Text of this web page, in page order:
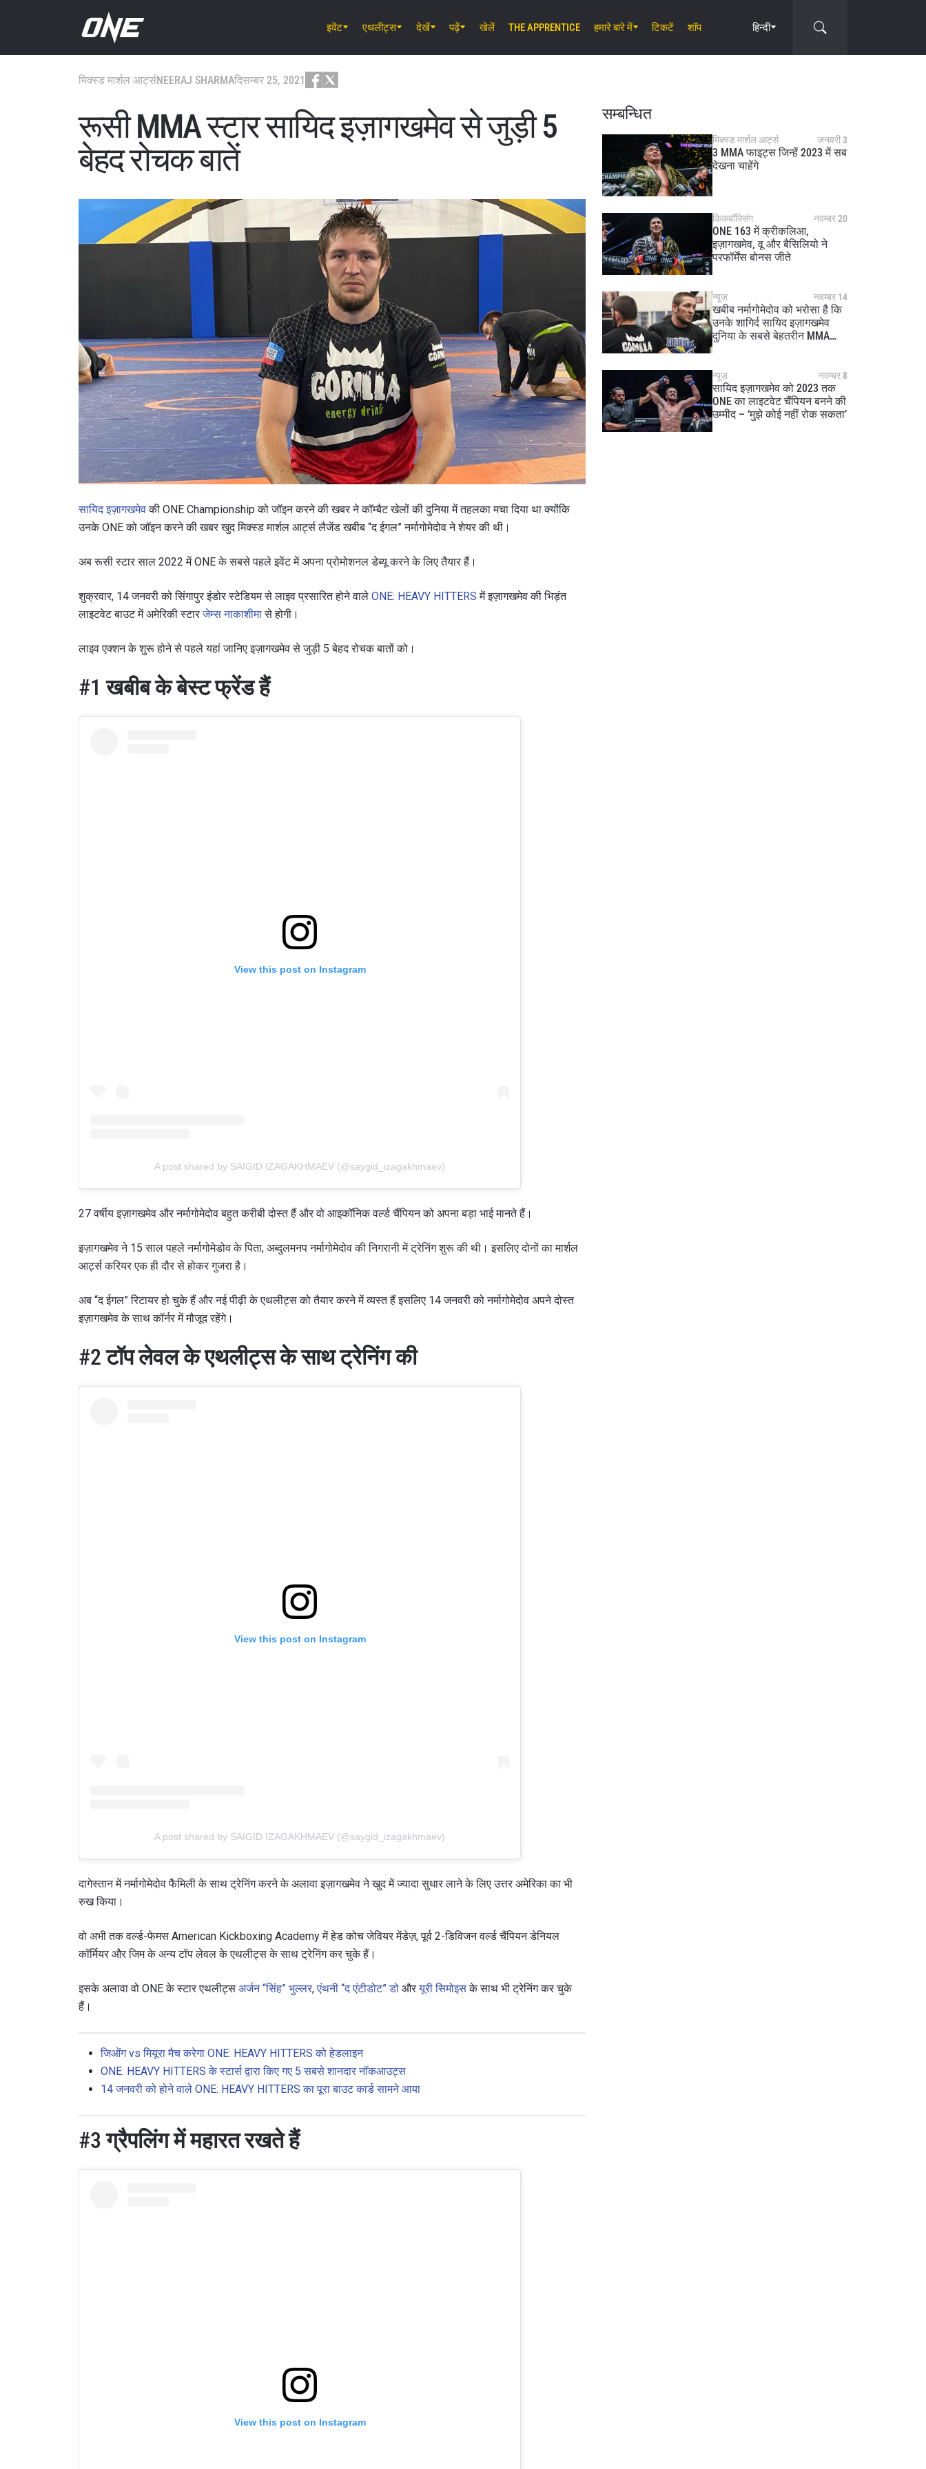
इवेंट
अग॰ 8 (शनि) 8:30 AM UTC
एथलीट्स देखें पढ़ें खेलें THE APPRENTICE हमारे बारे में टिकटें शॉप हिन्दी
मिक्स्ड मार्शल आर्ट्सNEERAJ SHARMAदिसम्बर 25, 2021
रूसी MMA स्टार सायिद इज़ागखमेव से जुड़ी 5
बेहद रोचक बातें
सायिद इज़ागखमेवकी ONE Championship को जॉइन करने की खबर ने कॉम्बैट खेलों की दुनिया में तहलका मचा दिया था क्योंकि
उनके ONE को जॉइन करने की खबर खुद मिक्स्ड मार्शल आर्ट्स लैजेंड खबीब “द ईगल” नर्मागोमेदोव ने शेयर की थी।
अब रूसी स्टार साल 2022 में ONE के सबसे पहले इवेंट में अपना प्रोमोशनल डेब्यू करने के लिए तैयार हैं।
शुक्रवार, 14 जनवरी को सिंगापुर इंडोर स्टेडियम से लाइव प्रसारित होने वाले ONE: HEAVY HITTERS में इज़ागखमेव की भिड़ंत
लाइटवेट बाउट में अमेरिकी स्टारजेम्स नाकाशीमासे होगी।
लाइव एक्शन के शुरू होने से पहले यहां जानिए इज़ागखमेव से जुड़ी 5 बेहद रोचक बातों को।
#1खबीब के बेस्ट फ्रेंड हैं
View this post on Instagram
A post shared by SAIGID IZAGAKHMAEV (@saygid_izagakhmaev)
27 वर्षीय इज़ागखमेव और नर्मागोमेदोव बहुत करीबी दोस्त हैं और वो आइकॉनिक वर्ल्ड चैंपियन को अपना बड़ा भाई मानते हैं।
इज़ागखमेव ने 15 साल पहले नर्मागोमेडोव के पिता, अब्दुलमनप नर्मागोमेदोव की निगरानी में ट्रेनिंग शुरू की थी। इसलिए दोनों का मार्शल
आर्ट्स करियर एक ही दौर से होकर गुजरा है।
अब “द ईगल” रिटायर हो चुके हैं और नई पीढ़ी के एथलीट्स को तैयार करने में व्यस्त हैं इसलिए 14 जनवरी को नर्मागोमेदोव अपने दोस्त
इज़ागखमेव के साथ कॉर्नर में मौजूद रहेंगे।
#2टॉप लेवल के एथलीट्स के साथ ट्रेनिंग की
View this post on Instagram
A post shared by SAIGID IZAGAKHMAEV (@saygid_izagakhmaev)
दागेस्तान में नर्मागोमेदोव फैमिली के साथ ट्रेनिंग करने के अलावा इज़ागखमेव ने खुद में ज्यादा सुधार लाने के लिए उत्तर अमेरिका का भी
रुख किया।
वो अभी तक वर्ल्ड-फेमस American Kickboxing Academy में हेड कोच जेवियर मेंडेज़, पूर्व 2-डिविजन वर्ल्ड चैंपियन डेनियल
कॉर्मियर और जिम के अन्य टॉप लेवल के एथलीट्स के साथ ट्रेनिंग कर चुके हैं।
इसके अलावा वो ONE के स्टार एथलीट्स अर्जन “सिंह” भुल्लर,एंथनी “द एंटीडोट” डो औरयूरी सिमोइसके साथ भी ट्रेनिंग कर चुके
हैं।
जिओंग vs मियूरा मैच करेगा ONE: HEAVY HITTERS को हेडलाइन
ONE: HEAVY HITTERS के स्टार्स द्वारा किए गए 5 सबसे शानदार नॉकआउट्स
14 जनवरी को होने वाले ONE: HEAVY HITTERS का पूरा बाउट कार्ड सामने आया
#3ग्रैपलिंग में महारत रखते हैं
View this post on Instagram
सम्बन्धित
मिक्स्ड मार्शल आर्ट्स जनवरी 3
3 MMA फाइट्स जिन्हें 2023 में सब
देखना चाहेंगे
किकबॉक्सिंग नवम्बर 20
ONE 163 में क्रीकलिआ,
इज़ागखमेव, वू और बैसिलियो ने
परफॉर्मेंस बोनस जीते
न्यूज़ नवम्बर 14
खबीब नर्मागोमेदोव को भरोसा है कि
उनके शागिर्द सायिद इज़ागखमेव
दुनिया के सबसे बेहतरीन MMA
न्यूज़ नवम्बर 8
सायिद इज़ागखमेव को 2023 तक
ONE का लाइटवेट चैंपियन बनने की
उम्मीद – ‘मुझे कोई नहीं रोक सकता’
your information under our